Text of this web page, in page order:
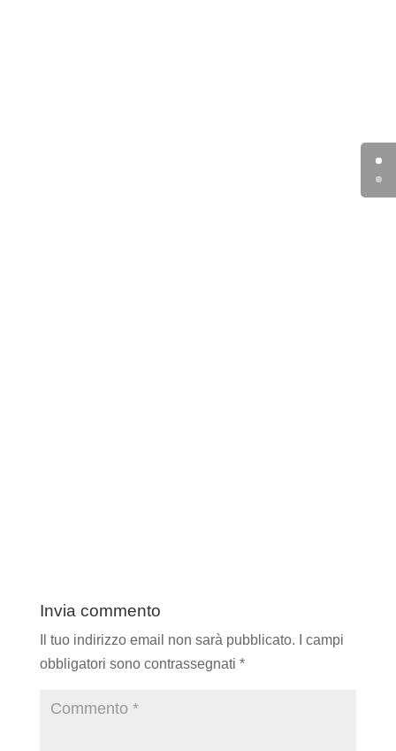
Invia commento
Il tuo indirizzo email non sarà pubblicato.
I campi
obbligatori sono contrassegnati *